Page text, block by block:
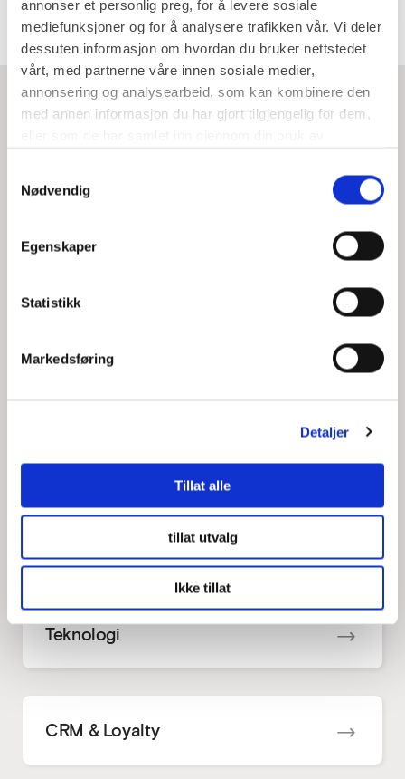
annonser et personlig preg, for å levere sosiale
mediefunksjoner og for å analysere trafikken vår. Vi deler
dessuten informasjon om hvordan du bruker nettstedet
vårt, med partnerne våre innen sosiale medier,
annonsering og analysearbeid, som kan kombinere den
med annen informasjon du har gjort tilgjengelig for dem,
Nødvendig
Egenskaper
Statistikk
Markedsføring
Detaljer
Tillat alle
tillat utvalg
Ikke tillat
Våre tjenester
PIM & DAM
Teknologi
CRM & Loyalty